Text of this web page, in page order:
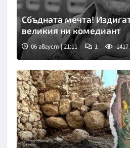
Сбъдната мечта!
великия ни комедиант
06 август | 21:11 1 1417